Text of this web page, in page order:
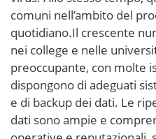
comuni nell’ambito del
quotidiano.Il crescente
nei college e nelle
preoccupante, con molte
dispongono di adeguati
e di backup dei dati. Le
dati sono ampie e